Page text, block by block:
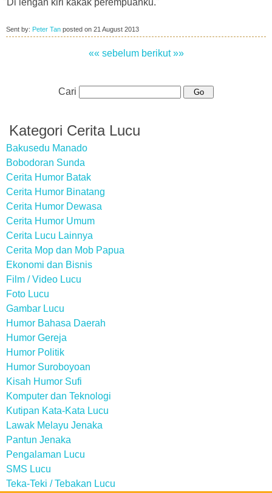
"Di lengan kiri kakak perempuanku."
Sent by: Peter Tan posted on 21 August 2013
«« sebelum berikut »»
Cari
Kategori Cerita Lucu
Bakusedu Manado
Bobodoran Sunda
Cerita Humor Batak
Cerita Humor Binatang
Cerita Humor Dewasa
Cerita Humor Umum
Cerita Lucu Lainnya
Cerita Mop dan Mob Papua
Ekonomi dan Bisnis
Film / Video Lucu
Foto Lucu
Gambar Lucu
Humor Bahasa Daerah
Humor Gereja
Humor Politik
Humor Suroboyoan
Kisah Humor Sufi
Komputer dan Teknologi
Kutipan Kata-Kata Lucu
Lawak Melayu Jenaka
Pantun Jenaka
Pengalaman Lucu
SMS Lucu
Teka-Teki / Tebakan Lucu